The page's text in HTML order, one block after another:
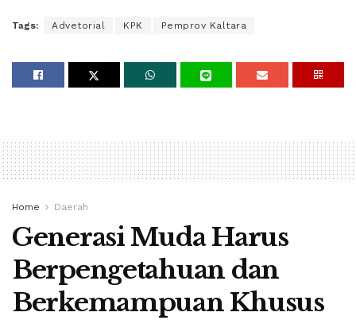
Tags: Advetorial KPK Pemprov Kaltara
Home Daerah
Generasi Muda Harus
Berpengetahuan dan
Berkemampuan Khusus